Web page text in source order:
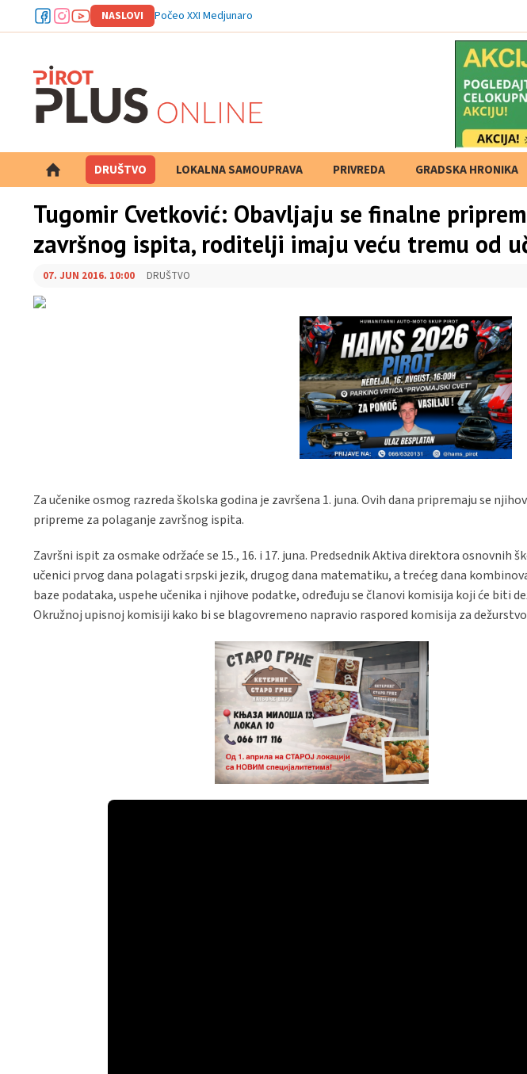
NASLOVI Počeo XXI Medjunarodni folklorni fest
DRUŠTVO LOKALNA SAMOUPRAVA PRIVREDA GRADSKA HRONIKA
PRETRAGA
Tugomir Cvetković: Obavljaju se finalne
završnog ispita, roditelji imaju veću tremu od
07. JUN 2016. 10:00 DRUŠTVO
Za učenike osmog razreda školska godina je završena 1. juna. Ovih dana pripremaju se
pripreme za polaganje završnog ispita.
Završni ispit za osmake održaće se 15., 16. i 17. juna. Predsednik Aktiva direktora osnovnih
učenici prvog dana polagati srpski jezik, drugog dana matematiku, a trećeg dana
baze podataka, uspehe učenika i njihove podatke, određuju se članovi komisija koji će biti
Okružnoj upisnoj komisiji kako bi se blagovremeno napravio raspored komisija za